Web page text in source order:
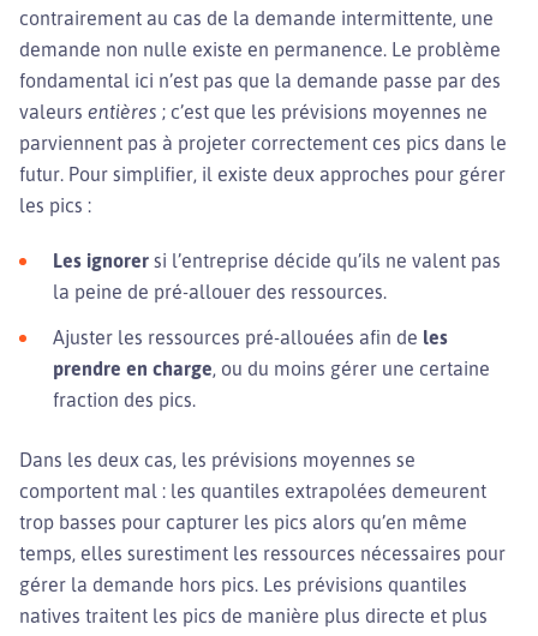
contrairement au cas de la demande intermittente, une
demande non nulle existe en permanence. Le problème
fondamental ici n’est pas que la demande passe par des
valeurs entières ; c’est que les prévisions moyennes ne
parviennent pas à projeter correctement ces pics dans le
futur. Pour simplifier, il existe deux approches pour gérer
les pics :
Les ignorer si l’entreprise décide qu’ils ne valent pas
la peine de pré-allouer des ressources.
Ajuster les ressources pré-allouées afin de les
prendre en charge, ou du moins gérer une certaine
fraction des pics.
Dans les deux cas, les prévisions moyennes se
comportent mal : les quantiles extrapolées demeurent
trop basses pour capturer les pics alors qu’en même
temps, elles surestiment les ressources nécessaires pour
gérer la demande hors pics. Les prévisions quantiles
natives traitent les pics de manière plus directe et plus